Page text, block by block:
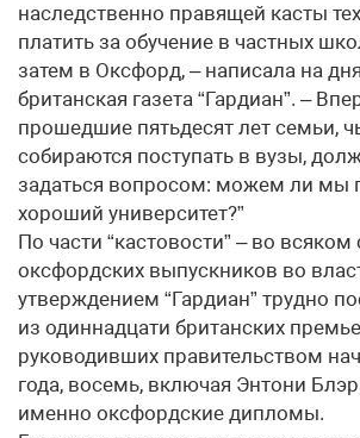
наследственно правящей касты
платить за обучение в частных
затем в Оксфорд, – написала на
британская газета “Гардиан”. –
прошедшие пятьдесят лет семьи,
собираются поступать в вузы,
задаться вопросом: можем ли мы
хороший университет?”
По части “кастовости” – во всяком
оксфордских выпускников во
утверждением “Гардиан” трудно
из одиннадцати британских
руководивших правительством
года, восемь, включая Энтони
именно оксфордские дипломы.